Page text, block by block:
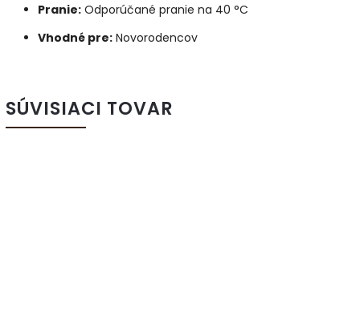
Pranie: Odporúčané pranie na 40 °C
Vhodné pre: Novorodencov
SÚVISIACI TOVAR